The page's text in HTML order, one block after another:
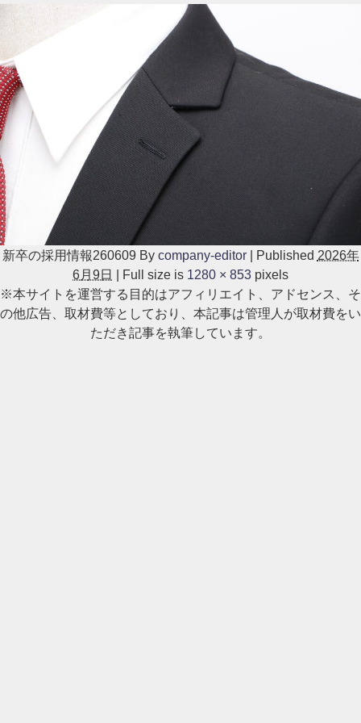
新卒の採用情報260609 By company-editor Published 2026年
6月9日
Full size is 1280 × 853 pixels
※本サイトを運営する目的はアフィリエイト、アドセンス、そ
の他広告、取材費等としており、本記事は管理人が取材費をい
ただき記事を執筆しています。